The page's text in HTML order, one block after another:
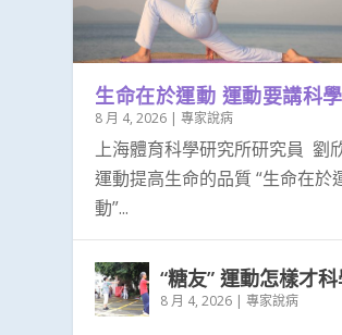
本會周薇青會長等會見秦嶺
本會重啟健康講課
本會贈送物資與陳穎欣立
陳竺副委員長授我會中國
討論合作事宜 祝賀從醫50年
三高主題的講座及義診
生命在於運動 運動要講科學
8 月 4, 2026 |專家說病
上海體育科學研究所研究員 劉
運動提高生命的品質 “生命在於
動”...
“糖友” 運動怎樣才
8 月 4, 2026 |專家說病